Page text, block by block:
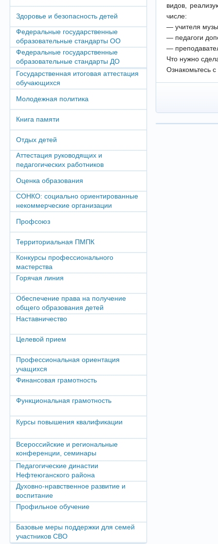
Здоровье и безопасность детей
Федеральные государственные
образовательные стандарты ОО
Федеральные государственные
образовательные стандарты ДО
Государственная итоговая аттестация
обучающихся
Молодежная политика
Книга памяти
Отдых детей
Аттестация руководящих и
педагогических работников
Оценка образования
СОНКО: социально ориентированные
некоммерческие организации
Профсоюз
Территориальная ПМПК
Конкурсы профессионального
мастерства
Горячая линия
Обеспечение права на получение
общего образования детей
Наставничество
Целевой прием
Профессиональная ориентация
учащихся
Финансовая грамотность
Функциональная грамотность
Курсы повышения квалификации
Всероссийские и региональные
конференции, семинары
Педагогические династии
Нефтеюганского района
Духовно-нравственное развитие и
воспитание
Профильное обучение
Базовые меры поддержки для семей
участников СВО
видов,
числе:
— учителя
— педагоги
—
Что нужно
Ознакомьтесь